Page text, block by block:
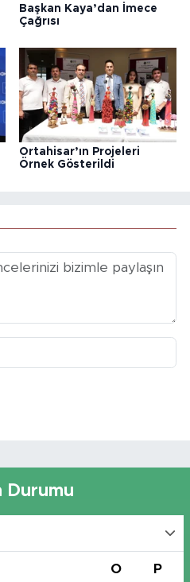
Başkan Kaya’dan İmece
Çağrısı
Ortahisar’ın Projeleri
Örnek Gösterildi
Durumu
O P